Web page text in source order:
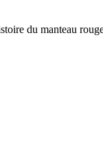
du manteau